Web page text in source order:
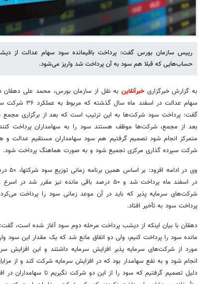
رییس سازمان بورس گفت: پرداخت باقیمانده سود سهام عدالت از
حساب‌هایی که قبلا هم سود به آن پرداخت شد واریز می‌شود.
به گزارش خبرگزاریخبرآنلاین
بعد از مجمع، شرکت‌ها موظف هستند سود را به سهامداران پرداخت کنند،
متمرکز انجام شود تصمیم گرفتیم هم سود سهامداران مستقیم عدالت و
شرکت سپرده گذاری مرکزی تجمیع شود و به صورت هماهنگ پرداخت شود.
وی در
در اسفند ماه پرداخت شد و ۵۰ درصد باقی مانده نیز
شرکت‌های سرمایه پذیر که باید در آن موعد زمانی سود را پرداخت
پرداخت سود به تأخیر افتاد.
مورد از شرکت‌های سرمایه پذیر افزایش سرمایه داشتند و این افزایش
انجام شود و به نفع سهامدار بود که در افزایش سرمایه شرکت کند و از
دلیل تصمیم گرفتیم که سود را از این دو شرکت نگیریم تا سهامداران